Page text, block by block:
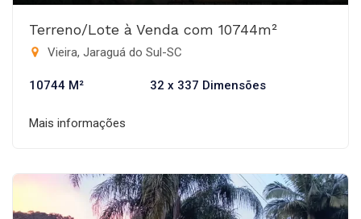
Terreno/Lote à Venda com 10744m²
Vieira, Jaraguá do Sul-SC
10744 M² 32 x 337 Dimensões
Mais informações